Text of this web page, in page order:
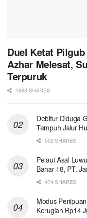
Duel Ketat
Azhar Melesat,
Terpuruk
1668 SHARES
Debitur Diduga
Tempuh Jalur
502 SHARES
Pelaut Asal
Bahar 18, PT.
474 SHARES
Modus
Kerugian Rp14